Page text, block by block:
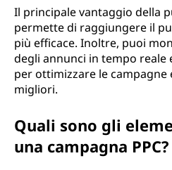
Il principale vantaggio della
permette di raggiungere il
più efficace. Inoltre, puoi
degli annunci in tempo
per ottimizzare le
migliori.
Quali sono gli
una campagna PPC?